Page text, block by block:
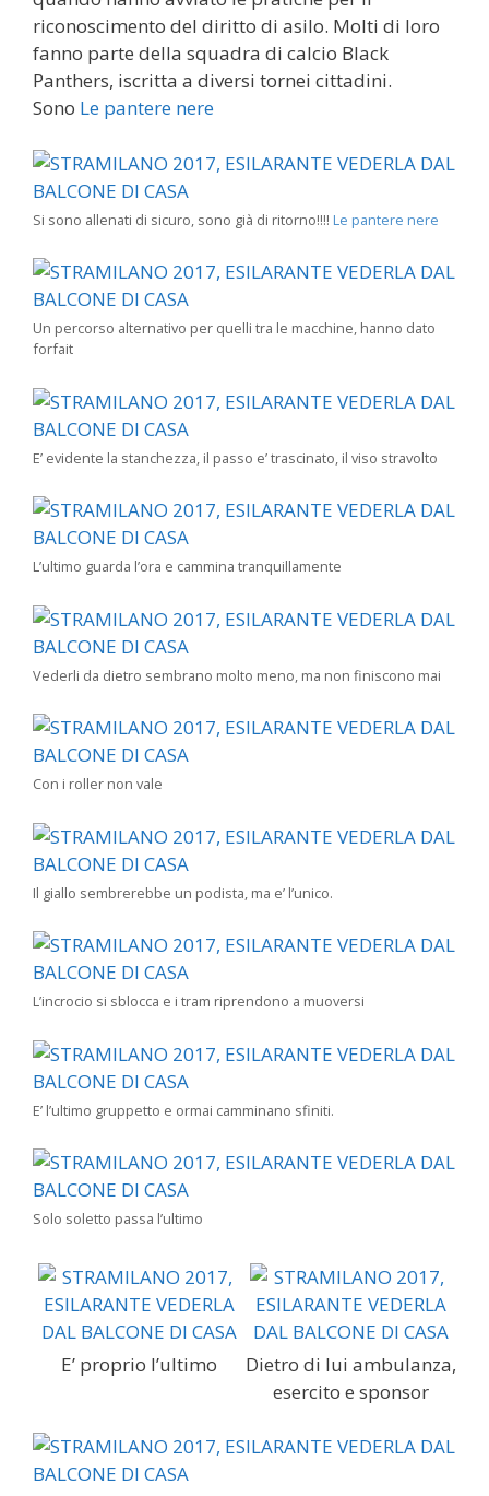
riconoscimento del diritto di asilo. Molti di loro
fanno parte della squadra di calcio Black
Panthers, iscritta a diversi tornei cittadini.
Sono Le pantere nere
Si sono allenati di sicuro, sono già di ritorno!!!! Le pantere nere
Un percorso alternativo per quelli tra le macchine, hanno dato
forfait
E’ evidente la stanchezza, il passo e’ trascinato, il viso stravolto
L’ultimo guarda l’ora e cammina tranquillamente
Vederli da dietro sembrano molto meno, ma non finiscono mai
Con i roller non vale
Il giallo sembrerebbe un podista, ma e’ l’unico.
L’incrocio si sblocca e i tram riprendono a muoversi
E’ l’ultimo gruppetto e ormai camminano sfiniti.
Solo soletto passa l’ultimo
E’ proprio l’ultimo
Dietro di lui ambulanza,
esercito e sponsor